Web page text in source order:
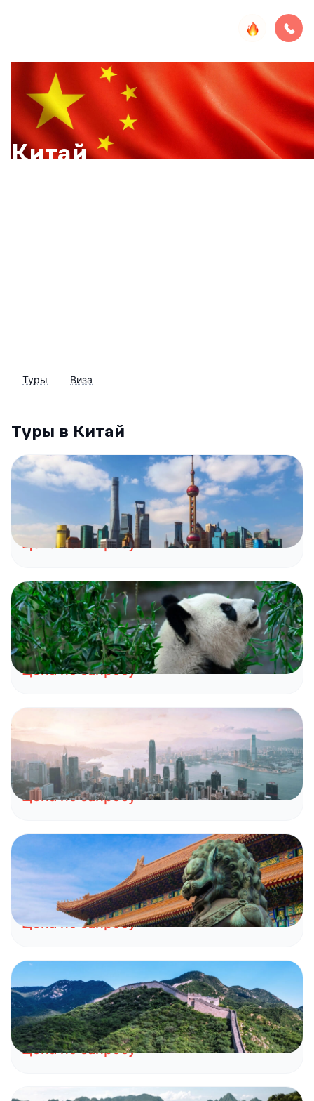
Китай
Туры Виза
Туры в Китай
Китай
Шанхай и Горы Тяньцзы
Чжанцзяцзе Пекин
Цена по запросу
Китай
Путешествие к пандам
Чэнду Чжанцзяцзе Фужон Фенхуан
Цена по запросу
Поездка в Пекин и Гонконг
Пекин Гонконг
Цена по запросу
Пекин и Великая Китайская стена
Пекин
Цена по запросу
Китай
Пекин — древняя столица Китая
Пекин
Цена по запросу